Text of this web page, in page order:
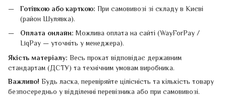
Готівкою або карткою: При самовивозі зі складу в Києві
(район Шулявка).
Оплата онлайн: Можлива оплата на сайті (WayForPay /
LiqPay — уточніть у менеджера).
Якість матеріалу: Весь прокат відповідає державним
стандартам (ДСТУ) та технічним умовам виробника.
Важливо! Будь ласка, перевіряйте цілісність та кількість товару
безпосередньо у відділенні перевізника або при самовивозі.